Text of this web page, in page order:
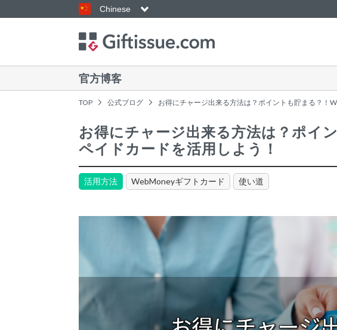
Chinese
官方博客
TOP 公式ブログ お得にチャージ出来る方法は？ポイントも貯まる？！
お得にチャージ出来る方法は？ポイ
ペイドカードを活用しよう！
活用方法 WebMoneyギフトカード 使い道